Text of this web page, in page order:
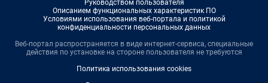
Руководством пользователя
Описанием функциональных характеристик ПО
Условиями использования веб-портала и политикой
конфиденциальности персональных данных
Веб-портал распространяется в виде интернет-сервиса, специальные
действия по установке на стороне пользователя не требуются
Политика использования cookies